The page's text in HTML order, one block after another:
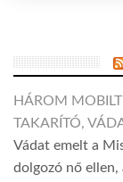
HÁROM
TAKARÍTÓ,
Vádat emelt a
dolgozó nő ellen,